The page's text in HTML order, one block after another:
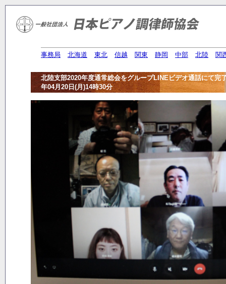
事務局 北海道 東北 信越 関東 静岡 中部 北陸 関
北陸支部2020年度通常総会をグループLINEビデオ通話に
年04月20日(月)14時30分